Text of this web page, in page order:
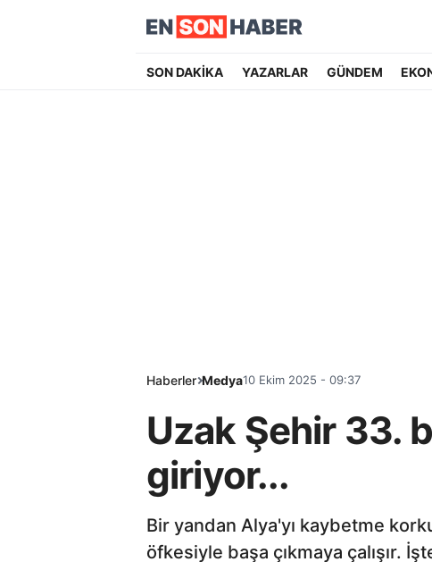
SON DAKİKA YAZARLAR GÜNDEM
Haberler Medya10 Ekim 2025 - 09:37
Uzak Şehir 33.
giriyor...
Bir yandan Alya'yı kaybetme
öfkesiyle başa çıkmaya çalışır.